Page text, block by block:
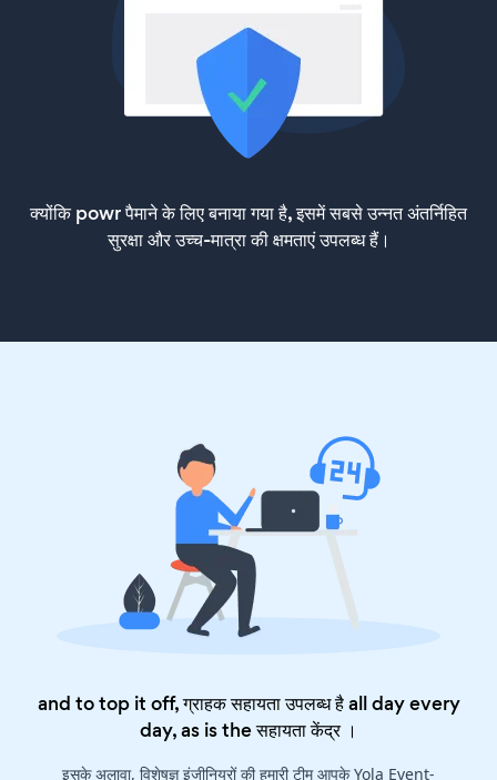
क्योंकि powr पैमाने के लिए बनाया गया है, इसमें सबसे उन्नत अंतर्निहित
सुरक्षा और उच्च-मात्रा की क्षमताएं उपलब्ध हैं।
and to top it off, ग्राहक सहायता उपलब्ध है all day every
day, as is theसहायता केंद्र।
इसके अलावा, विशेषज्ञ इंजीनियरों की हमारी टीम आपके Yola Event-